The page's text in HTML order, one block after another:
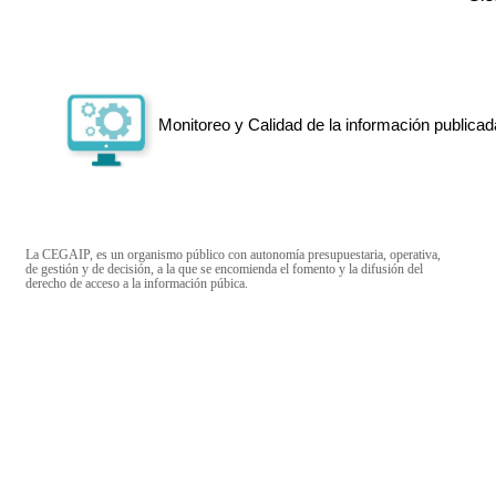
Monitoreo y Calidad de la información
La CEGAIP, es un organismo público con autonomía presupuestaria, operativa,
de gestión y de decisión, a la que se encomienda el fomento y la difusión del
derecho de acceso a la información púbica.